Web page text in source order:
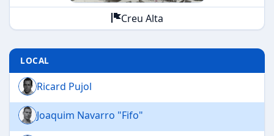
Creu Alta
LOCAL
Ricard Pujol
Joaquim Navarro "Fifo"